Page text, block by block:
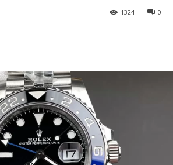
0
1324